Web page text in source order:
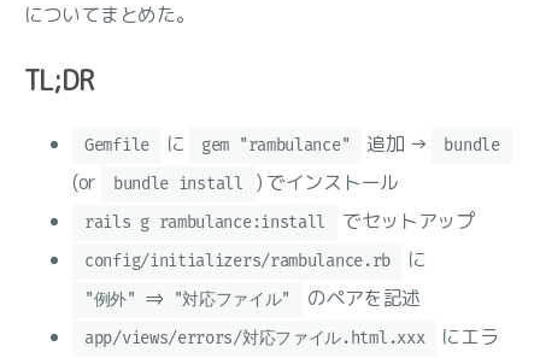
についてまとめた。
TL;DR
Gemfile に gem "rambulance" 追加 → bundle
(or bundle install ) でインストール
rails g rambulance:install でセットアップ
config/initializers/rambulance.rb に
"例外" => "対応ファイル" のペアを記述
app/views/errors/対応ファイル.html.xxx
にエラ